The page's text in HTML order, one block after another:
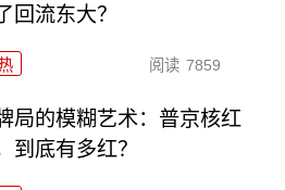
回流东大？
阅读 7859
局的模糊艺术：普京核红
到底有多红？